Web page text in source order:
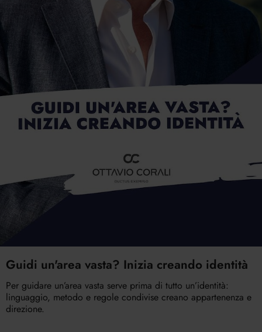
Guidi un'area vasta? Inizia creando identità
Per guidare un’area vasta serve prima di tutto un’identità:
linguaggio, metodo e regole condivise creano appartenenza e
direzione.